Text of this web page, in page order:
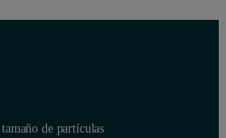
de partículas